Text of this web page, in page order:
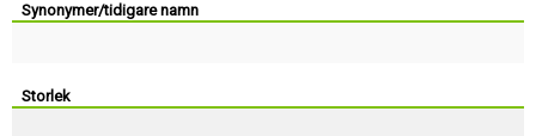
Synonymer/tidigare namn
Storlek